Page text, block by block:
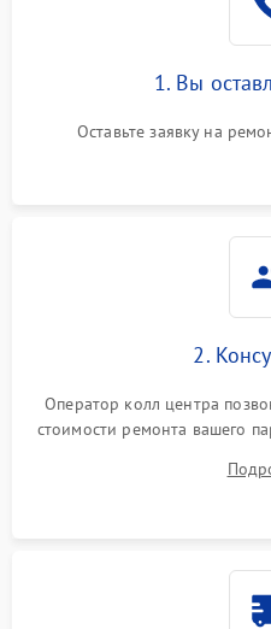
Не подает пар
1. Вы
Оставьте заявку на
2.
Оператор колл центра
стоимости ремонта вашего